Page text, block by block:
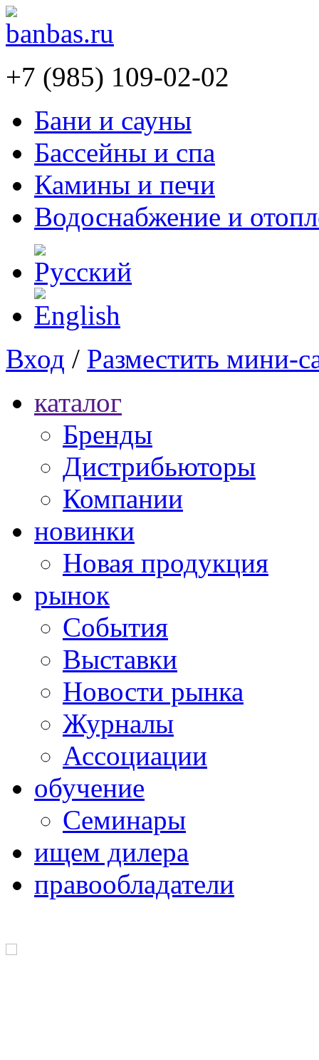
+7 (985) 109-02-02
Бани и сауны
Бассейны и спа
Камины и печи
Водоснабжение и
Вход / Разместить мини-
каталог
Бренды
Дистрибьюторы
Компании
новинки
Новая продукция
рынок
Cобытия
Выставки
Новости рынка
Журналы
Ассоциации
обучение
Семинары
ищем дилера
правообладатели